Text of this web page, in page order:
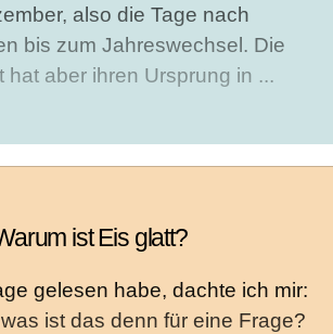
also die Tage nach
bis zum Jahreswechsel. Die
hat aber ihren Ursprung in ...
ist Eis glatt?
gelesen habe, dachte ich mir:
ist das denn für eine Frage?